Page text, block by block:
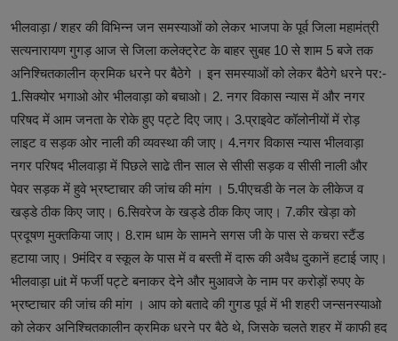
भीलवाड़ा / शहर की विभिन्न जन समस्याओं को लेकर भाजपा के पूर्व जिला महामंत्री
सत्यनारायण गुगड़ आज से जिला कलेक्ट्रेट के बाहर सुबह 10 से शाम 5 बजे तक
अनिश्चितकालीन क्रमिक धरने पर बैठेगे । इन समस्याओं को लेकर बैठेगे धरने पर:-
1.सिक्योर भगाओ ओर भीलवाड़ा को बचाओ। 2. नगर विकास न्यास में और नगर
परिषद में आम जनता के रोके हुए पट्टे दिए जाए। 3.प्राइवेट कॉलोनीयों में रोड़
लाइट व सड़क ओर नाली की व्यवस्था की जाए। 4.नगर विकास न्यास भीलवाड़ा
नगर परिषद भीलवाड़ा में पिछले साढे तीन साल से सीसी सड़क व सीसी नाली और
पेवर सड़क में हुवे भ्रष्टाचार की जांच की मांग । 5.पीएचडी के नल के लीकेज व
खड्डे ठीक किए जाए। 6.सिवरेज के खड्डे ठीक किए जाए। 7.कीर खेड़ा को
प्रदूषण मुक्तकिया जाए। 8.राम धाम के सामने सगस जी के पास से कचरा स्टैंड
हटाया जाए। 9मंदिर व स्कूल के पास में व बस्ती में दारू की अवैध दुकानें हटाई जाए।
भीलवाड़ा uit में फर्जी पट्टे बनाकर देने और मुआवजे के नाम पर करोड़ों रुपए के
भ्रष्टाचार की जांच की मांग । आप को बतादे की गुगड पूर्व में भी शहरी जन्सनस्याओ
को लेकर अनिश्चितकालीन क्रमिक धरने पर बैठे थे, जिसके चलते शहर में काफी हद